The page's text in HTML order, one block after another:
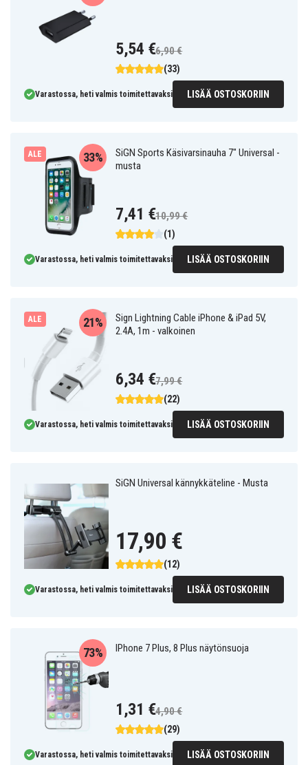
(33)
5,54 €6,90 €
Varastossa, heti valmis toimitettavaksi LISÄÄ OSTOSKORIIN
ALE
SiGN Sports Käsivarsinauha 7" Universal -
musta
(1)
33%
7,41 €10,99 €
Varastossa, heti valmis toimitettavaksi LISÄÄ OSTOSKORIIN
ALE
Sign Lightning Cable iPhone & iPad 5V,
2.4A, 1m - valkoinen
(22)
21%
6,34 €7,99 €
Varastossa, heti valmis toimitettavaksi LISÄÄ OSTOSKORIIN
SiGN Universal kännykkäteline - Musta
(12)
17,90 €
Varastossa, heti valmis toimitettavaksi LISÄÄ OSTOSKORIIN
IPhone 7 Plus, 8 Plus näytönsuoja
(29)
73%
1,31 €4,90 €
Varastossa, heti valmis toimitettavaksi LISÄÄ OSTOSKORIIN